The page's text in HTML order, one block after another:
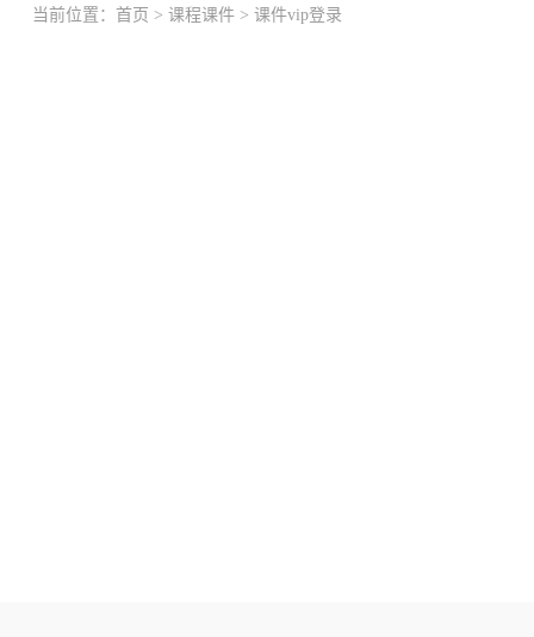
当前位置： 首页 > 课程课件 > 课件vip登录